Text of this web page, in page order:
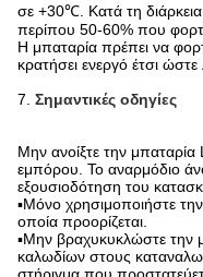
σε +30℃. Κατά τη
περίπου 50-60% που
Η μπαταρία πρέπει να
κρατήσει ενεργό έτσι ώστε
7. Σημαντικές οδηγίες
Μην ανοίξτε την
εμπόρου. Το αναρμόδιο
εξουσιοδότηση του
▪Μόνο χρησιμοποιήστε
οποία προορίζεται.
▪Μην βραχυκυκλώστε την
καλωδίων στους